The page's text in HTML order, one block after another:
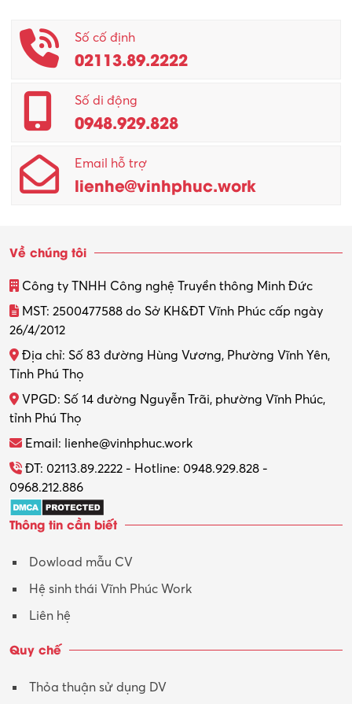
Số cố định
02113.89.2222
Số di động
0948.929.828
Email hỗ trợ
lienhe@vinhphuc.work
Về chúng tôi
Công ty TNHH Công nghệ Truyền thông Minh Đức
MST: 2500477588 do Sở KH&ĐT Vĩnh Phúc cấp ngày
26/4/2012
Địa chỉ: Số 83 đường Hùng Vương, Phường Vĩnh Yên,
Tỉnh Phú Thọ
VPGD: Số 14 đường Nguyễn Trãi, phường Vĩnh Phúc,
tỉnh Phú Thọ
Email: lienhe@vinhphuc.work
ĐT: 02113.89.2222 - Hotline: 0948.929.828 -
0968.212.886
Thông tin cần biết
Dowload mẫu CV
Hệ sinh thái Vĩnh Phúc Work
Liên hệ
Quy chế
Thỏa thuận sử dụng DV